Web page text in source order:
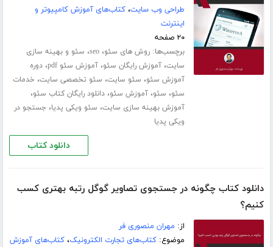
طراحی وب سایت،کتاب‌های آموزش کامپیوتر و
اینترنت
۲۰ صفحه
برچسب‌ها:روش های سئو،seo، سئو و بهینه سازی
سایت،آموزش رایگان سئو،آموزش سئو pdf ،دوره
آموزش سئو، سئو سایت، سئو تخصصی سایت، خدمات
سئو، سئو،آموزش سئو،دانلود رایگان کتاب سئو،
آموزش بهینه سازی سایت، سئو ویکی پدیا، جستجو در
ویکی پدیا
دانلود کتاب
دانلود کتاب چگونه در جستجوی تصاویر گوگل رتبه بهتری کسب
کنیم؟
از: مهران منصوری فر
موضوع:کتاب‌های تجارت الکترونیک،کتاب‌های آموزش